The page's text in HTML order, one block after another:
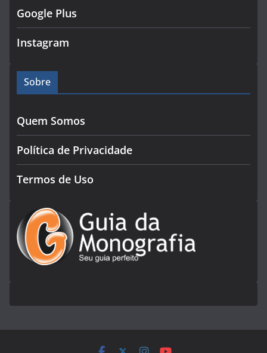
Google Plus
Instagram
Sobre
Quem Somos
Política de Privacidade
Termos de Uso